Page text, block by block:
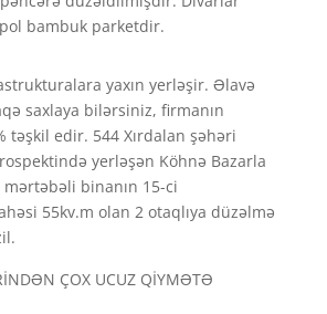
bambuk parketdir.
yaxın yerləşir. Əlavə
saxlaya bilərsiniz, firmanın
təşkil edir. 544 Xırdalan şəhəri
yerləşən Köhnə Bazarla
binanın 15-ci
55kv.m olan 2 otaqlıya düzəlmə
ÇOX UCUZ QİYMƏTƏ